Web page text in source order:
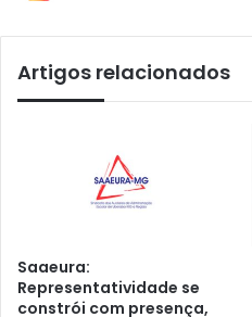
Artigos relacionados
Saaeura:
Representatividade se
constrói com presença,